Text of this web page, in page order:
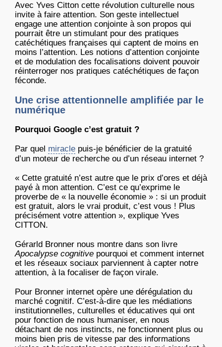
Avec Yves Citton cette révolution culturelle nous
invite à faire attention. Son geste intellectuel
engage une attention conjointe à son propos qui
pourrait être un stimulant pour des pratiques
catéchétiques françaises qui captent de moins en
moins l’attention. Les notions d’attention conjointe
et de modulation des focalisations doivent pouvoir
réinterroger nos pratiques catéchétiques de façon
féconde.
Une crise attentionnelle amplifiée par le
numérique
Pourquoi Google c’est gratuit ?
Par quel miracle puis-je bénéficier de la gratuité
d’un moteur de recherche ou d’un réseau internet ?
« Cette gratuité n’est autre que le prix d’ores et déjà
payé à mon attention. C’est ce qu’exprime le
proverbe de « la nouvelle économie » : si un produit
est gratuit, alors le vrai produit, c’est vous ! Plus
précisément votre attention », explique Yves
CITTON.
Gérarld Bronner nous montre dans son livre
Apocalypse cognitive pourquoi et comment internet
et les réseaux sociaux parviennent à capter notre
attention, à la focaliser de façon virale.
Pour Bronner internet opère une dérégulation du
marché cognitif. C’est-à-dire que les médiations
institutionnelles, culturelles et éducatives qui ont
pour fonction de nous humaniser, en nous
détachant de nos instincts, ne fonctionnent plus ou
moins bien pris de vitesse par des informations